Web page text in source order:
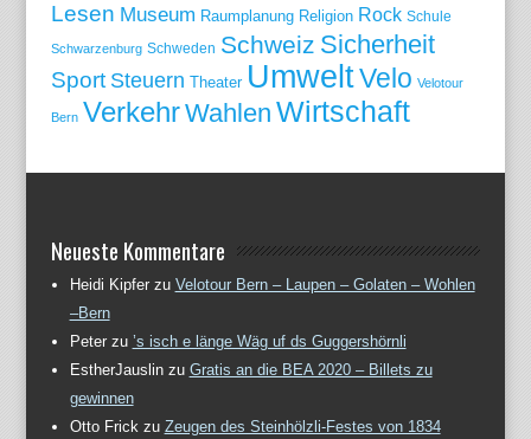
Lesen Museum Raumplanung Religion Rock Schule
Schwarzenburg Schweden Schweiz Sicherheit
Sport Steuern Theater UmweltVelo Velotour
Bern VerkehrWahlen Wirtschaft
Neueste Kommentare
Heidi Kipferzu Velotour Bern – Laupen – Golaten – Wohlen
–Bern
Peterzu ’s isch e länge Wäg uf ds Guggershörnli
EstherJauslinzu Gratis an die BEA 2020 – Billets zu
gewinnen
Otto Frickzu Zeugen des Steinhölzli-Festes von 1834